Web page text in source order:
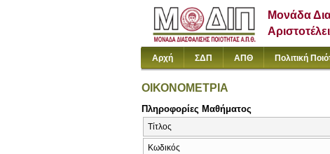
Μονάδα
Αρχή ΣΔΠ ΑΠΘ Πολιτική
ΟΙΚΟΝΟΜΕΤΡΙΑ
Πληροφορίες Μαθήματος
Τίτλος
Κωδικός